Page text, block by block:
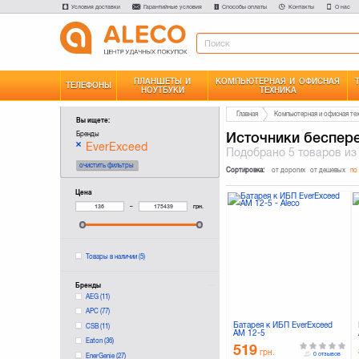
Условия доставки Гарантийные условия Способы оплаты Контакты О нас
ТЕЛЕФОНЫ
ПЛАНШЕТЫ И
НОУТБУКИ
КОМПЬЮТЕРНАЯ И ОФИСНАЯ
ТЕХНИКА
Вы ищете:
Бренды
EverExceed
очистить фильтры
Цена
– грн.
Товары в наличии(5)
Бренды
AEG(11)
APC(77)
CSB(11)
Eaton(36)
EnerGenie(27)
Главная Компьютерная и офисная
Источники
Подобрано5 товаров
Сортировка: от дорогих от дешевых по
Батарея к ИБП EverExceed
AM 12-5
519 грн. 0 отзывов